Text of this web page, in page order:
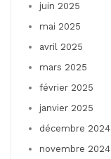
juin 2025
mai 2025
avril 2025
mars 2025
février 2025
janvier 2025
décembre 2024
novembre 2024